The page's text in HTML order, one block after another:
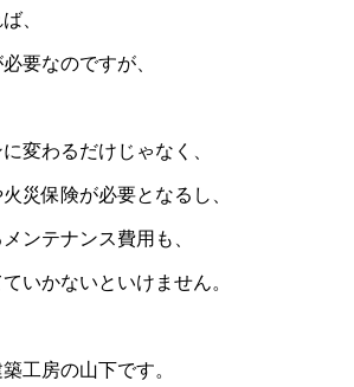
、
要なのですが、
変わるだけじゃなく、
災保険が必要となるし、
ンテナンス費用も、
いかないといけません。
工房の山下です。